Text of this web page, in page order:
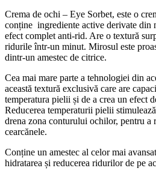
Crema de ochi – Eye Sorbet, este o
conține ingrediente active derivate din
efect complet anti-rid. Are o textură
ridurile într-un minut. Mirosul este
dintr-un amestec de citrice.
Cea mai mare parte a tehnologiei din
această textură exclusivă care are
temperatura pielii și de a crea un efect
Reducerea temperaturii pielii
drena zona conturului ochilor, pentru a
cearcănele.
Conține un amestec al celor mai
hidratarea și reducerea ridurilor de pe